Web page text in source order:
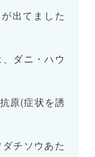
出てました
ダニ・ハウ
原(症状を誘
チソウあた